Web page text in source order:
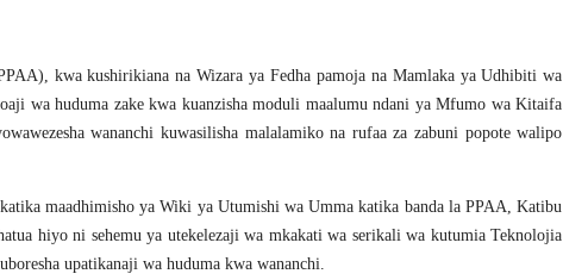
kwa kushirikiana na Wizara ya Fedha pamoja na Mamlaka ya Udhibiti wa
wa huduma zake kwa kuanzisha moduli maalumu ndani ya Mfumo wa Kitaifa
wananchi kuwasilisha malalamiko na rufaa za zabuni popote walipo
maadhimisho ya Wiki ya Utumishi wa Umma katika banda la PPAA, Katibu
hiyo ni sehemu ya utekelezaji wa mkakati wa serikali wa kutumia Teknolojia
upatikanaji wa huduma kwa wananchi.